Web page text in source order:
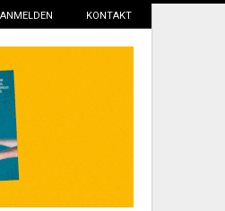
KONTAKT